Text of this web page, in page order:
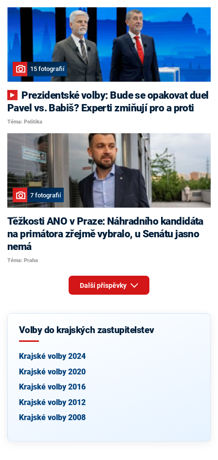
15 fotografií
Pavel vs. Babiš? Experti zmiňují pro a proti
Téma: Politika
7 fotografií
Těžkosti ANO v Praze: Náhradního kandidáta
na primátora zřejmě vybralo, u Senátu jasno
nemá
Téma: Praha
Další příspěvky
Volby do krajských zastupitelstev
Krajské volby 2024
Krajské volby 2020
Krajské volby 2016
Krajské volby 2012
Krajské volby 2008